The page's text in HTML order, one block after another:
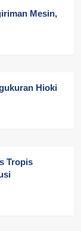
Mesin,
Hioki
Tropis